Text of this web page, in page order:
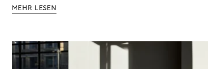
MEHR LESEN